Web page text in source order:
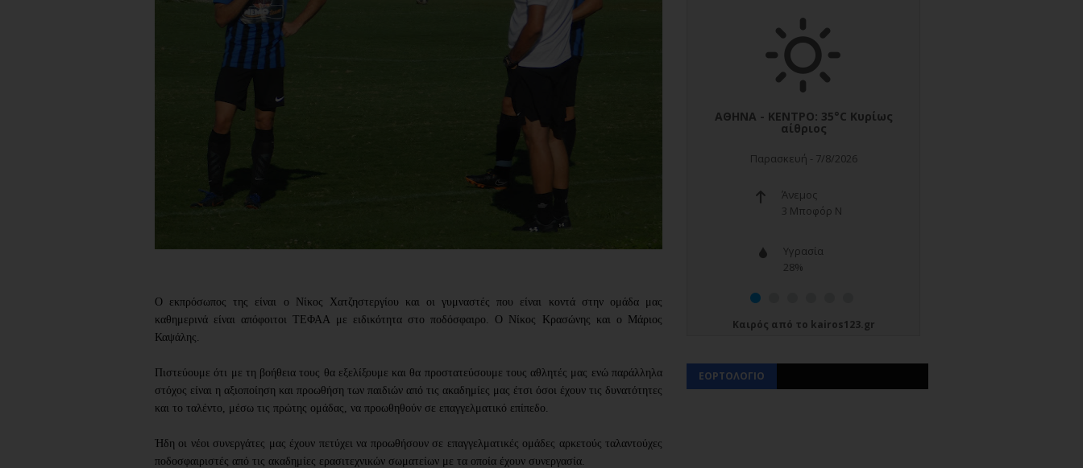
Ο εκπρόσωπος της είναι ο Νίκος Χατζηστεργίου και οι γυμναστές που είναι κοντά στην ομάδα μας
καθημερινά είναι απόφοιτοι ΤΕΦΑΑ με ειδικότητα στο ποδόσφαιρο. Ο Νίκος Κρασώνης και ο Μάριος
Καψάλης.
Πιστεύουμε ότι με τη βοήθεια τους θα εξελίξουμε και θα προστατεύσουμε τους αθλητές μας ενώ παράλληλα
στόχος είναι η αξιοποίηση και προωθήση των παιδιών από τις ακαδημίες μας έτσι όσοι έχουν τις δυνατότητες
και το ταλέντο, μέσω τις πρώτης ομάδας, να προωθηθούν σε επαγγελματικό επίπεδο.
Ήδη οι νέοι συνεργάτες μας έχουν πετύχει να προωθήσουν σε επαγγελματικές ομάδες αρκετούς ταλαντούχες
ποδοσφαιριστές από τις ακαδημίες ερασιτεχνικών σωματείων με τα οποία έχουν συνεργασία.
Καιρός από το kairos123.gr
ΕΟΡΤΟΛΟΓΙΟ